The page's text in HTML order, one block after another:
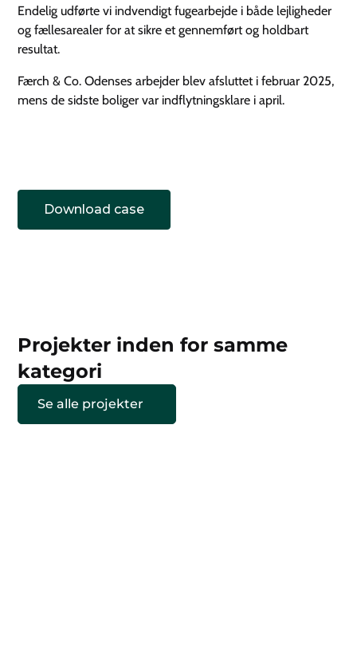
Endelig udførte vi indvendigt fugearbejde i både lejligheder
og fællesarealer for at sikre et gennemført og holdbart
resultat.
Færch & Co. Odenses arbejder blev afsluttet i februar 2025,
mens de sidste boliger var indflytningsklare i april.
Download case
Projekter inden for samme
kategori
Se alle projekter